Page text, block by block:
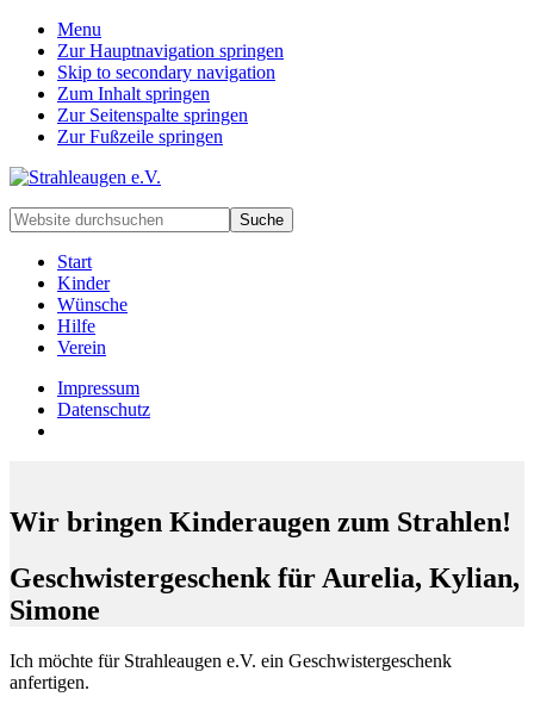
Menu
Zur Hauptnavigation springen
Skip to secondary navigation
Zum Inhalt springen
Zur Seitenspalte springen
Zur Fußzeile springen
Handarbeiten
für
besondere
Kinder
deren
Familien
Website
durchsuchen
Start
Kinder
Wünsche
Hilfe
Verein
Impressum
Datenschutz
Wir bringen Kinderaugen zum Strahlen!
Geschwistergeschenk für Aurelia, Kylian,
Simone
Ich möchte für Strahleaugen e.V. ein Geschwistergeschenk
anfertigen.